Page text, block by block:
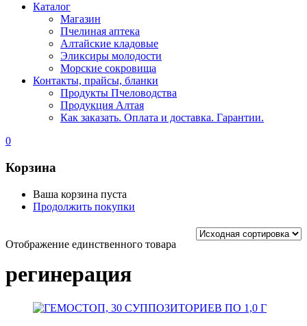
Каталог
Магазин
Пчелиная аптека
Алтайские кладовые
Эликсиры молодости
Морские сокровища
Контакты, прайсы, бланки
Продукты Пчеловодства
Продукция Алтая
Как заказать. Оплата и доставка. Гарантии.
0
Корзина
Ваша корзина пуста
Продолжить покупки
Отображение единственного товара
регинерация